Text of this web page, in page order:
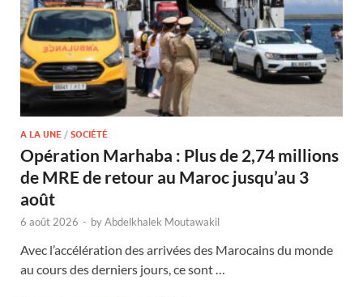
A LA UNE / SOCIÉTÉ
Opération Marhaba : Plus de 2,74 millions
de MRE de retour au Maroc jusqu’au 3
août
6 août 2026 - byAbdelkhalek Moutawakil
Avec l’accélération des arrivées des Marocains du monde
au cours des derniers jours, ce sont …